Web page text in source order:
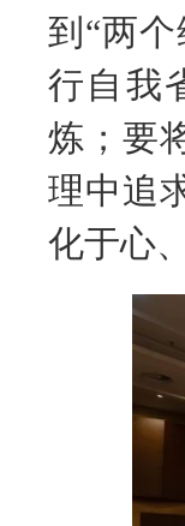
到“两
行自我
炼；要
理中追
化于心